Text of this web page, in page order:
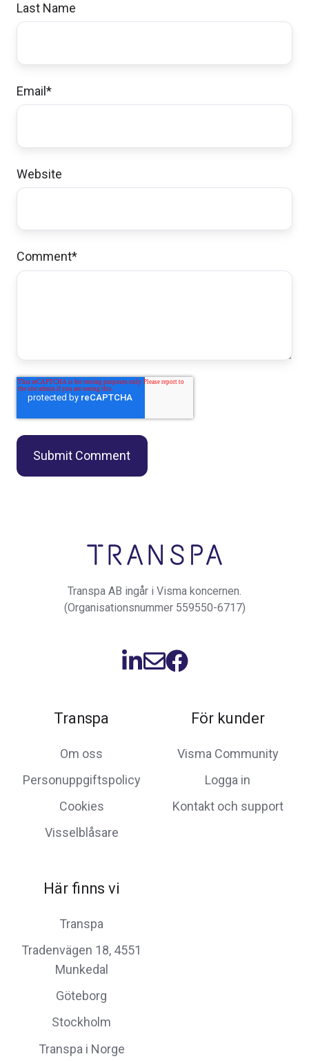
Last Name
Email *
Website
Comment*
Transpa AB ingår i Visma koncernen.
(Organisationsnummer 559550-6717)
Transpa
Om oss
Personuppgiftspolicy
Cookies
Visselblåsare
För kunder
Visma Community
Logga in
Kontakt och support
Här finns vi
Transpa
Tradenvägen 18, 4551
Munkedal
Göteborg
Stockholm
Transpa i Norge